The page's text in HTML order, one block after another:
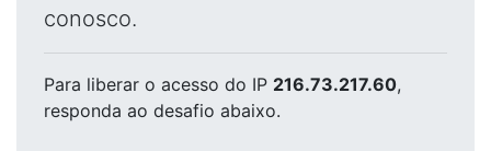
conosco.
Para liberar o acesso do IP 216.73.217.60,
responda ao desafio abaixo.